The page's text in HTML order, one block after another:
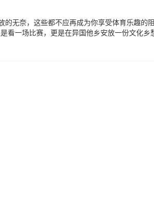
的无奈，这些都不应再成为你享受体育乐趣的
看一场比赛，更是在异国他乡安放一份文化乡